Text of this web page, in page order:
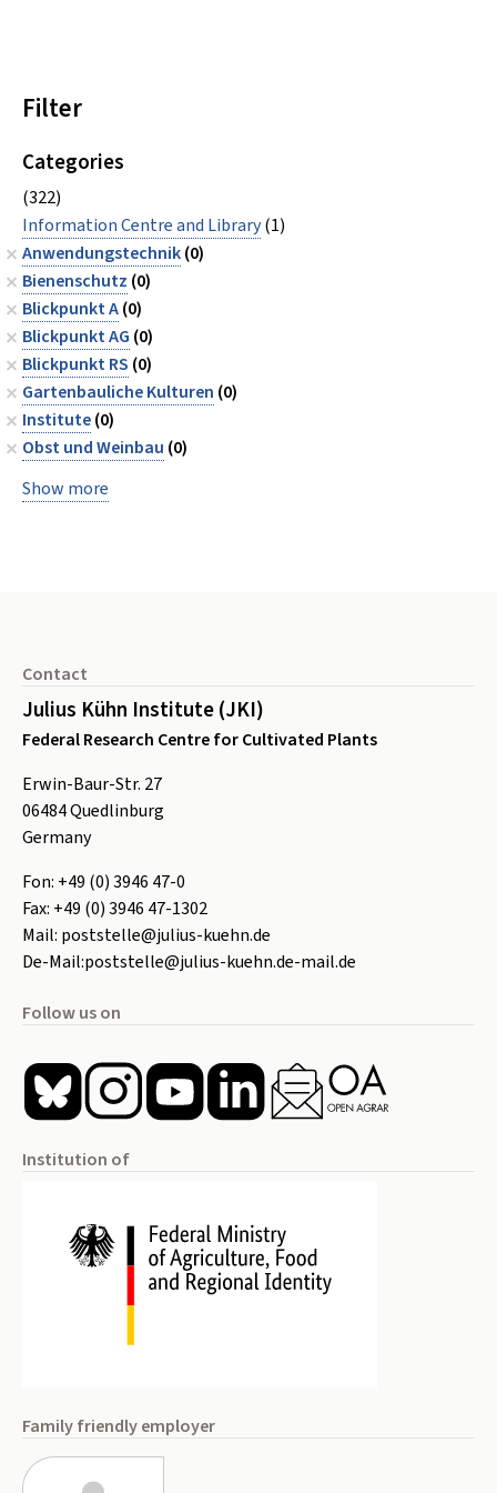
Filter
Categories
(322)
Information Centre and Library(1)
Anwendungstechnik(0)
Bienenschutz (0)
Blickpunkt A(0)
Blickpunkt AG (0)
Blickpunkt RS (0)
Gartenbauliche Kulturen (0)
Institute(0)
Obst und Weinbau (0)
Show more
Contact
Julius Kühn Institute (JKI)
Federal Research Centre for Cultivated Plants
Erwin-Baur-Str. 27
06484Quedlinburg
Germany
Fon: +49 (0) 3946 47-0
Fax: +49 (0) 3946 47-1302
Mail: poststelle@julius-kuehn.de
De-Mail:poststelle@julius-kuehn.de-mail.de
Follow us on
Institution of
Family friendly employer